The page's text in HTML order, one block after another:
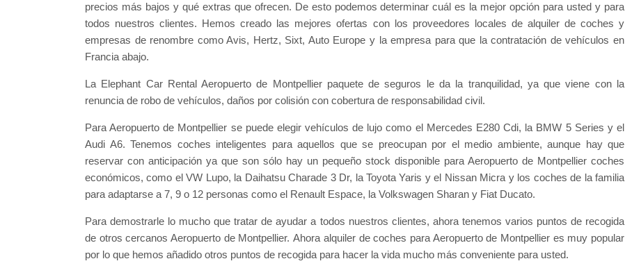
precios más bajos y qué extras que ofrecen. De esto podemos determinar cuál es la mejor opción para usted y para
todos nuestros clientes. Hemos creado las mejores ofertas con los proveedores locales de alquiler de coches y
empresas de renombre como Avis, Hertz, Sixt, Auto Europe y la empresa para que la contratación de vehículos en
Francia abajo.
La Elephant Car Rental Aeropuerto de Montpellier paquete de seguros le da la tranquilidad, ya que viene con la
renuncia de robo de vehículos, daños por colisión con cobertura de responsabilidad civil.
Para Aeropuerto de Montpellier se puede elegir vehículos de lujo como el Mercedes E280 Cdi, la BMW 5 Series y el
Audi A6. Tenemos coches inteligentes para aquellos que se preocupan por el medio ambiente, aunque hay que
reservar con anticipación ya que son sólo hay un pequeño stock disponible para Aeropuerto de Montpellier coches
económicos, como el VW Lupo, la Daihatsu Charade 3 Dr, la Toyota Yaris y el Nissan Micra y los coches de la familia
para adaptarse a 7, 9 o 12 personas como el Renault Espace, la Volkswagen Sharan y Fiat Ducato.
Para demostrarle lo mucho que tratar de ayudar a todos nuestros clientes, ahora tenemos varios puntos de recogida
de otros cercanos Aeropuerto de Montpellier. Ahora alquiler de coches para Aeropuerto de Montpellier es muy popular
por lo que hemos añadido otros puntos de recogida para hacer la vida mucho más conveniente para usted.